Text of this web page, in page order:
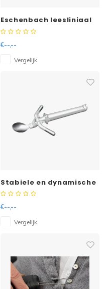
Eschenbach leesliniaal
20 cm
€--,--
Vergelijk
Stabiele en dynamische
soeplepel Elispoon
€--,--
Vergelijk